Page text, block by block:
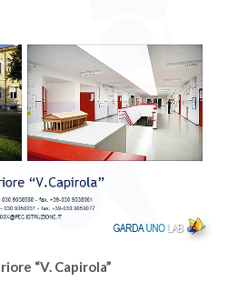
“V. Capirola”